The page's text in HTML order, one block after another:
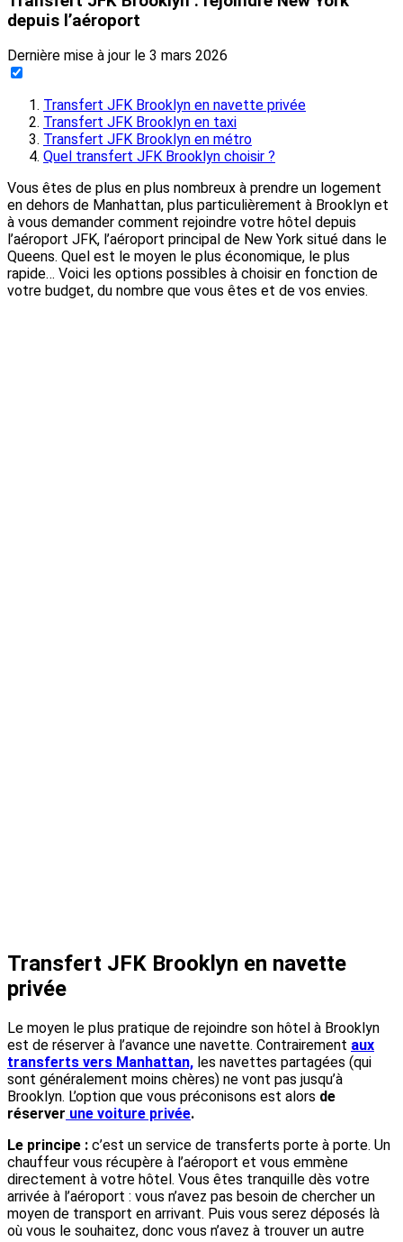
depuis l’aéroport
Dernière mise à jour le 3 mars 2026
Transfert JFK Brooklyn en navette privée
Transfert JFK Brooklyn en taxi
Transfert JFK Brooklyn en métro
Quel transfert JFK Brooklyn choisir ?
Vous êtes de plus en plus nombreux à prendre un logement
en dehors de Manhattan, plus particulièrement à Brooklyn et
à vous demander comment rejoindre votre hôtel depuis
l’aéroport JFK, l’aéroport principal de New York situé dans le
Queens. Quel est le moyen le plus économique, le plus
rapide… Voici les options possibles à choisir en fonction de
votre budget, du nombre que vous êtes et de vos envies.
Transfert JFK Brooklyn en navette
privée
Le moyen le plus pratique de rejoindre son hôtel à Brooklyn
est de réserver à l’avance une navette. Contrairement aux
transferts vers Manhattan, les navettes partagées (qui
sont généralement moins chères) ne vont pas jusqu’à
Brooklyn. L’option que vous préconisons est alors de
réserver une voiture privée.
Le principe : c’est un service de transferts porte à porte. Un
chauffeur vous récupère à l’aéroport et vous emmène
directement à votre hôtel. Vous êtes tranquille dès votre
arrivée à l’aéroport : vous n’avez pas besoin de chercher un
moyen de transport en arrivant. Puis vous serez déposés là
où vous le souhaitez, donc vous n’avez à trouver un autre